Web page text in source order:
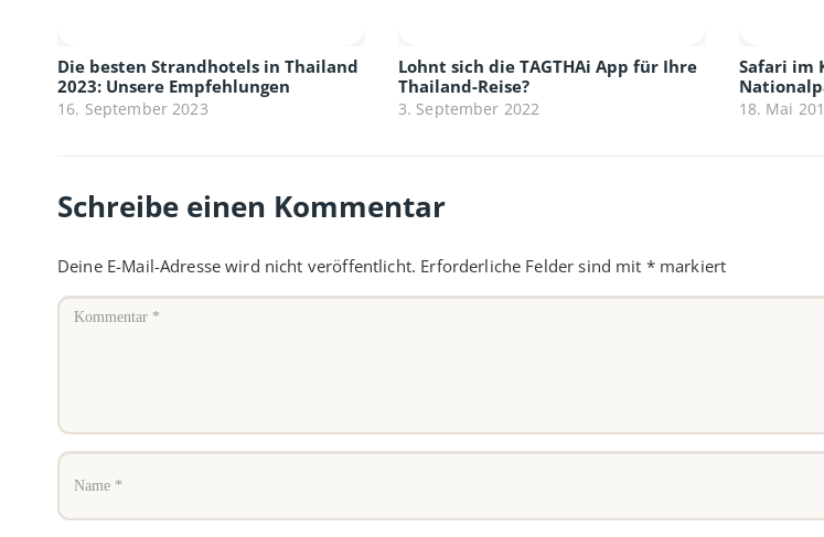
Die besten Strandhotels in Thailand
2023: Unsere Empfehlungen
16. September 2023
Lohnt sich die TAGTHAi App für Ihre
Thailand-Reise?
3. September 2022
Safari im
18. Mai
Schreibe einen Kommentar
Deine E-Mail-Adresse wird nicht veröffentlicht. Erforderliche Felder sind mit *markiert